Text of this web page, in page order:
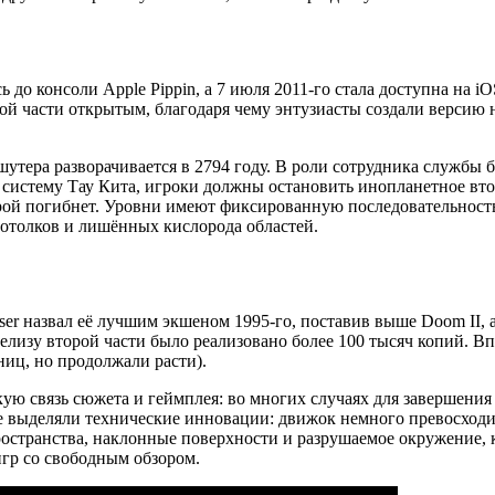
до консоли Apple Pippin, а 7 июля 2011-го стала доступна на
части открытым, благодаря чему энтузиасты создали
разворачивается в 2794 году. В роли сотрудника
Тау Кита, игроки должны остановить инопланетное
погибнет. Уровни имеют фиксированную
и лишённых кислорода областей.
назвал её лучшим экшеном 1995-го, поставив выше Doom
второй части было реализовано более 100 тысяч копий.
но продолжали расти).
связь сюжета и геймплея: во многих случаях для
технические инновации: движок немного
наклонные поверхности и разрушаемое
со свободным обзором.